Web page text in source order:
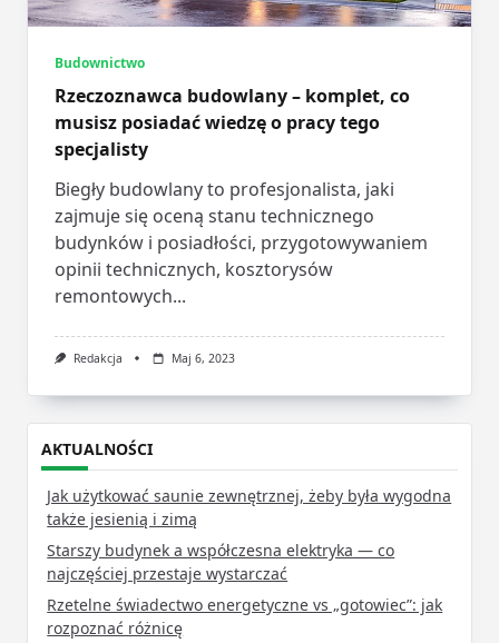
Budownictwo
Rzeczoznawca budowlany – komplet, co
musisz posiadać wiedzę o pracy tego
specjalisty
Biegły budowlany to profesjonalista, jaki
zajmuje się oceną stanu technicznego
budynków i posiadłości, przygotowywaniem
opinii technicznych, kosztorysów
remontowych...
Redakcja Maj 6, 2023
AKTUALNOŚCI
Jak użytkować saunie zewnętrznej, żeby była wygodna
także jesienią i zimą
Starszy budynek a współczesna elektryka — co
najczęściej przestaje wystarczać
Rzetelne świadectwo energetyczne vs „gotowiec”: jak
rozpoznać różnicę